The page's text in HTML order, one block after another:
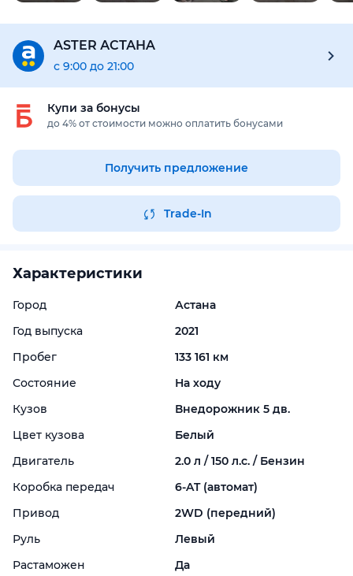
ASTER АСТАНA
с 9:00 до 21:00
Купи за бонусы
до 4% от стоимости можно оплатить бонусами
Получить предложение
Trade-In
Характеристики
Город
Астана
Год выпуска
2021
Пробег
133 161 км
Состояние
На ходу
Кузов
Внедорожник 5 дв.
Цвет кузова
Белый
Двигатель
2.0 л / 150 л.с. / Бензин
Коробка передач
6-AT (автомат)
Привод
2WD (передний)
Руль
Левый
Растаможен
Да